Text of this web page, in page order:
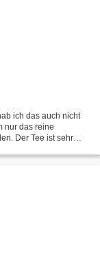
ich das auch nicht
nur das reine
Der Tee ist sehr